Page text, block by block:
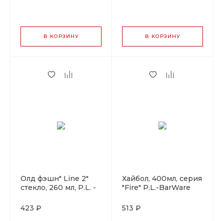
В КОРЗИНУ В КОРЗИНУ
Олд фэшн" Line 2"
стекло, 260 мл, P.L. -
423 ₽
Хайбол, 400мл, серия
"Fire" P.L.-BarWare
513 ₽